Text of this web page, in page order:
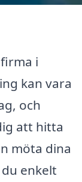
i
kan vara
och
att hitta
möta dina
enkelt